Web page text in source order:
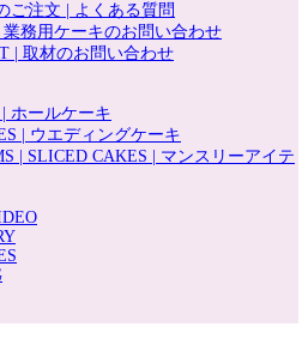
ご注文 | よくある質問
務用ケーキのお問い合わせ
| 取材のお問い合わせ
ホールケーキ
| ウエディングケーキ
| SLICED CAKES | マンスリーアイテ